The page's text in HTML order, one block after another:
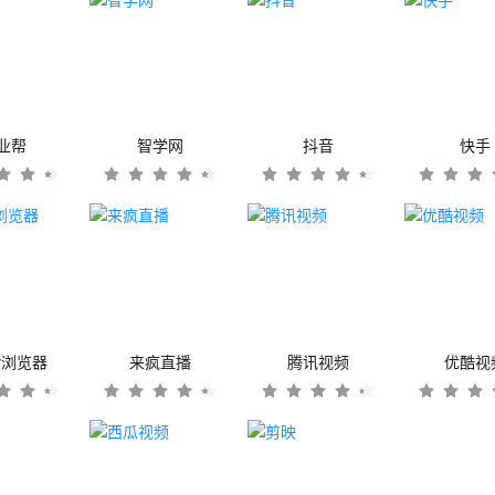
帮 智学网 抖音 快手
览器 来疯直播 腾讯视频 优酷视